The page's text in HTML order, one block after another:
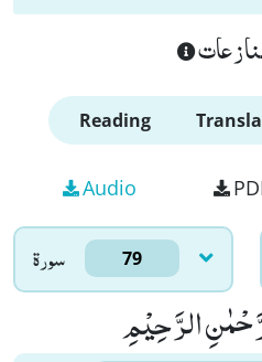
Reading
Audio
سورۃ 79
الرَّحِیْمِ